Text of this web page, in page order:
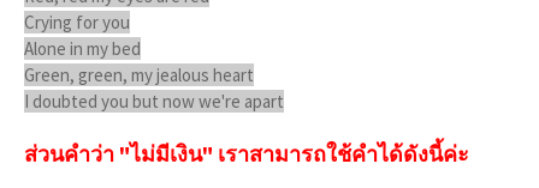
Crying for you
Alone in my bed
Green, green, my jealous heart
I doubted you but now we're apart
ส่วนคำว่า "ไม่มีเงิน" เราสามารถใช้คำได้ดังนี้ค่ะ